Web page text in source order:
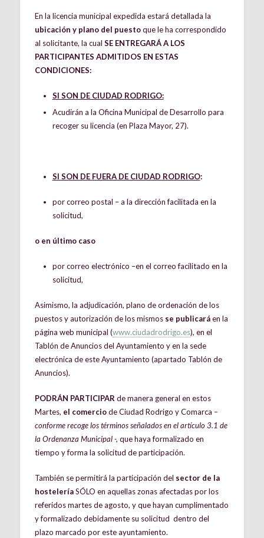
En la licencia municipal expedida estará detallada la
ubicación y plano del puestoque le ha correspondido
al solicitante, la cual SE ENTREGARÁ A LOS
PARTICIPANTES ADMITIDOS EN ESTAS
CONDICIONES:
SI SON DE CIUDAD RODRIGO:
Acudirán a la Oficina Municipal de Desarrollo para
recoger su licencia (en Plaza Mayor, 27).
SI SON DE FUERA DE CIUDAD RODRIGO:
por correo postal – a la dirección facilitada en la
solicitud,
o en último caso
por correo electrónico –en el correo facilitado en la
solicitud,
Asimismo, la adjudicación, plano de ordenación de los
puestos y autorización de los mismos se publicaráen la
página web municipal (www.ciudadrodrigo.es), en el
Tablón de Anuncios del Ayuntamiento y en la sede
electrónica de este Ayuntamiento (apartado Tablón de
Anuncios).
PODRÁN PARTICIPARde manera general en estos
Martes, el comerciode Ciudad Rodrigo y Comarca –
conforme recoge los términos señalados en el artículo 3.1 de
la Ordenanza Municipal -, que haya formalizado en
tiempo y forma la solicitud de participación.
También se permitirá la participación del sector de la
hosteleríaSÓLO en aquellas zonas afectadas por los
referidos martes de agosto, y que hayan cumplimentado
y formalizado debidamente su solicitud dentro del
plazo marcado por este ayuntamiento.